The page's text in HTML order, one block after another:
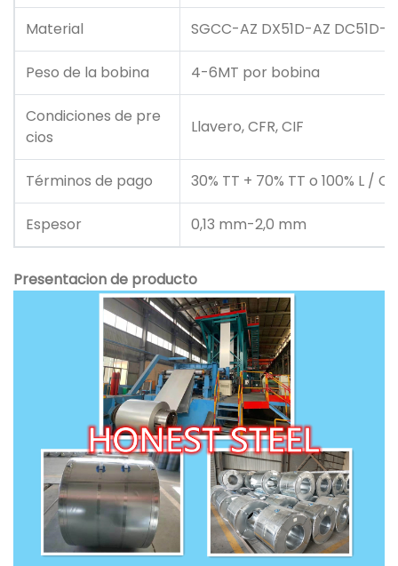
Material SGCC-AZ DX51D-AZ DC51D-
Peso de la bobina 4-6MT por bobina
Condiciones de pre
cios
Llavero, CFR, CIF
Términos de pago 30% TT + 70% TT o 100% L /
Espesor 0,13 mm-2,0 mm
Presentacion de producto